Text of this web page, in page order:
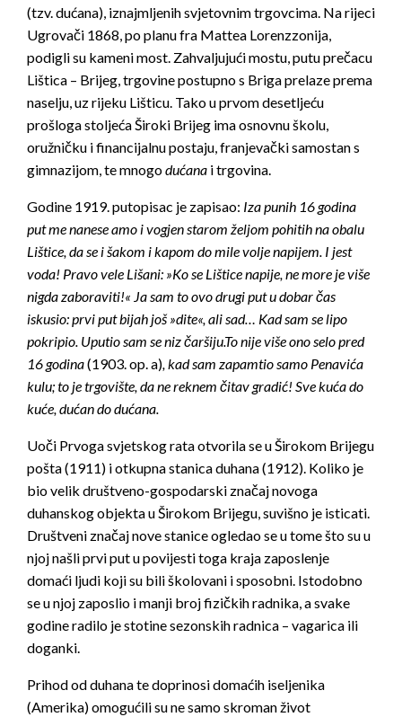
(tzv. dućana), iznajmljenih svjetovnim trgovcima. Na rijeci
Ugrovači 1868, po planu fra Mattea Lorenzzonija,
podigli su kameni most. Zahvaljujući mostu, putu prečacu
Lištica – Brijeg, trgovine postupno s Briga prelaze prema
naselju, uz rijeku Lišticu. Tako u prvom desetljeću
prošloga stoljeća Široki Brijeg ima osnovnu školu,
oružničku i financijalnu postaju, franjevački samostan s
gimnazijom, te mnogodućana i trgovina.
Godine 1919. putopisac je zapisao: Iza punih 16 godina
put me nanese amo i vogjen starom željom pohitih na obalu
Lištice, da se i šakom i kapom do mile volje napijem. I jest
voda! Pravo vele Lišani: »Ko se Lištice napije, ne more je više
nigda zaboraviti!« Ja sam to ovo drugi put u dobarčas
iskusio: prvi put bijah još »dite«, ali sad… Kad sam se lipo
pokripio. Uputio sam se nizčaršiju.To nije više ono selo pred
16 godina(1903. op. a), kad sam zapamtio samo Penavića
kulu; to je trgovište, da ne reknem čitav gradić! Sve kuća do
kuće, dućando dućana.
Uoči Prvoga svjetskog rata otvorila se u Širokom Brijegu
pošta (1911) i otkupna stanica duhana (1912). Koliko je
bio velik društveno-gospodarski značaj novoga
duhanskog objekta u Širokom Brijegu, suvišno je isticati.
Društveni značaj nove stanice ogledao se u tome što su u
njoj našli prvi put u povijesti toga kraja zaposlenje
domaći ljudi koji su bili školovani i sposobni. Istodobno
se u njoj zaposlio i manji broj fizičkih radnika, a svake
godine radilo je stotine sezonskih radnica – vagarica ili
doganki.
Prihod od duhana te doprinosi domaćih iseljenika
(Amerika) omogućili su ne samo skroman život